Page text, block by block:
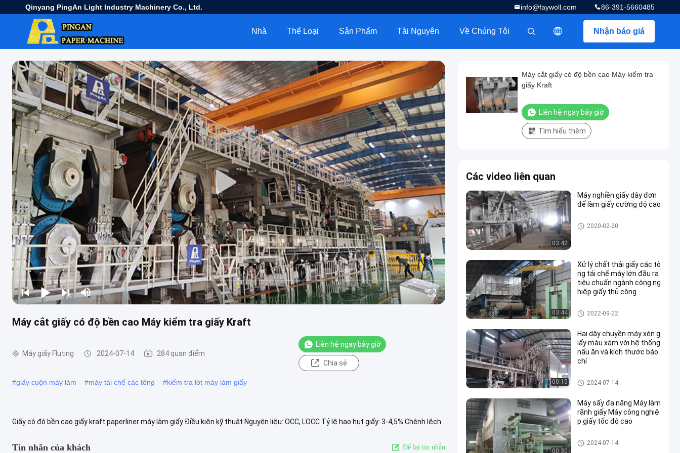
Qinyang PingAn Light Industry Machinery Co., Ltd. 86-391-5660485
info@faywoll.com
Nhận báo giá
Nhà Thể Loại Sản Phẩm Tài Nguyên Về Chúng Tôi
Máy cắt giấy có độ bền cao Máy kiểm tra giấy Kraft
Máy giấy Fluting 2024-07-14 284 quan điểm
Liên hệ ngay bây giờ
Chia sẻ
#giấy cuộn máy làm #máy tái chế các tông #kiểm tra lót máy làm giấy
Giấy có độ bền cao giấy kraft paperliner máy làm giấy Điều kiện kỹ thuật Nguyên liệu: OCC, LOCC Tỷ lệ hao hụt giấy: 3-4,5% Chênh lệch
Tin nhắn của khách Để lại tin nhắn
Máy cắt giấy có độ bền cao Máy kiểm tra
giấy Kraft
Liên hệ ngay bây giờ
Tìm hiểu thêm
Các video liên quan
03:42
Máy nghiền giấy dây đơn
để làm giấy cường độ cao
Máy giấy Fluting
2020-02-20
03:44
Xử lý chất thải giấy các tô
ng tái chế máy lớn đầu ra
tiêu chuẩn ngành công ng
hiệp giấy thủ công
Máy giấy Fluting
2022-09-22
00:15
Hai dây chuyền máy xén g
iấy màu xám với hệ thống
nấu ăn và kích thước báo
chí
Máy giấy Fluting
2024-07-14
00:30
Máy sấy đa năng Máy làm
rãnh giấy Máy công nghiệ
p giấy tốc độ cao
Máy giấy Fluting
2024-07-14